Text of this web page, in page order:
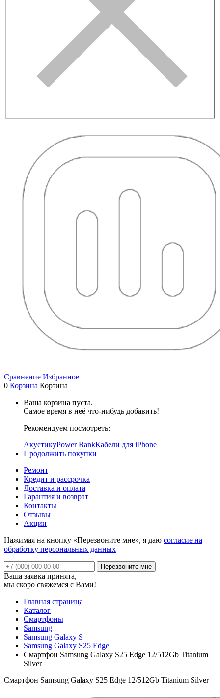
Сравнение Избранное
0 Корзина Корзина
Ваша корзина пуста.
Самое время в неё что-нибудь добавить!
Рекомендуем посмотреть:
АкустикуPower BankКабели для iPhone
Продолжить покупки
Ремонт
Кредит и рассрочка
Доставка и оплата
Гарантия и возврат
Контакты
Отзывы
Акции
Нажимая на кнопку «Перезвоните мне», я даю согласие на
обработку персональных данных
Ваша заявка принята,
мы скоро свяжемся с Вами!
Главная страница
Каталог
Смартфоны
Samsung
Samsung Galaxy S
Samsung Galaxy S25 Edge
Смартфон Samsung Galaxy S25 Edge 12/512Gb Titanium
Silver
Смартфон Samsung Galaxy S25 Edge 12/512Gb Titanium Silver